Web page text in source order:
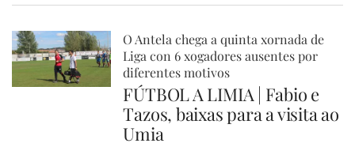
O Antela chega a quinta xornada de
Liga con 6 xogadores ausentes por
diferentes motivos
FÚTBOL A LIMIA | Fabio e
Tazos, baixas para a visita ao
Umia